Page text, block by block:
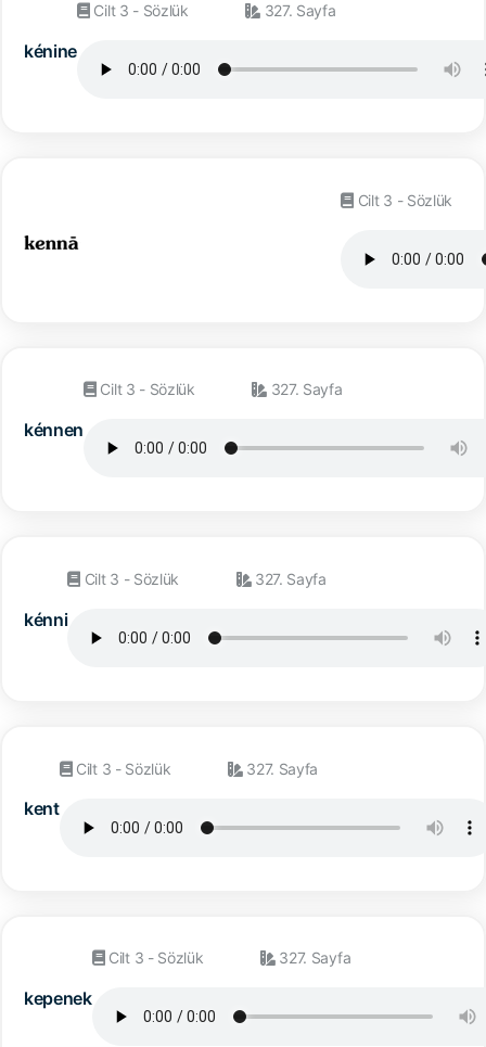
kénine
Cilt 3 - Sözlük 327. Sayfa
Cilt 3 - Sözlük
kénnen
Cilt 3 - Sözlük 327. Sayfa
kénni
Cilt 3 - Sözlük 327. Sayfa
kent
Cilt 3 - Sözlük 327. Sayfa
kepenek
Cilt 3 - Sözlük 327. Sayfa